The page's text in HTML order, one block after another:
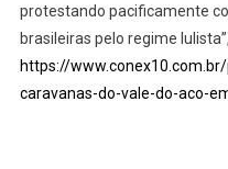
protestando pacificamente
brasileiras pelo regime
https://
caravanas-do-vale-do-aco-